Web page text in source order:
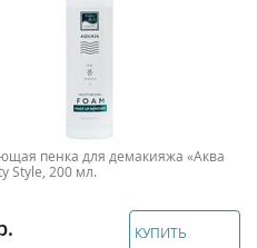
пенка для демакияжа «Аква
Style, 200 мл.
КУПИТЬ